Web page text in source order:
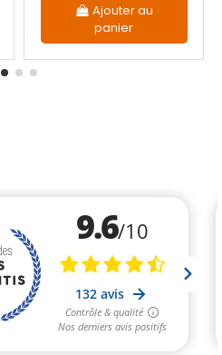
Ajouter au
panier